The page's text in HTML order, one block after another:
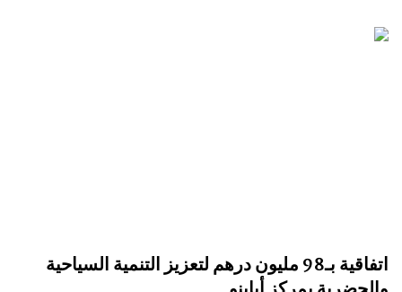
اتفاقية بـ98 مليون درهم لتعزيز التنمية السياحية